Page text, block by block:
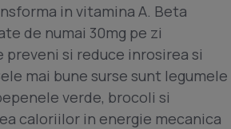
in vitamina A. Beta
de numai 30mg pe zi
si reduce inrosirea si
mai bune surse sunt legumele
verde, brocoli si
caloriilor in energie mecanica